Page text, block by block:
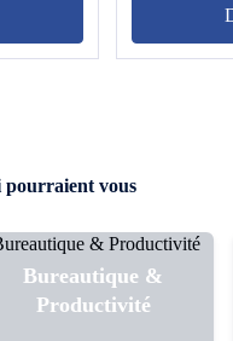
pourraient vous
Bureautique &
Productivité